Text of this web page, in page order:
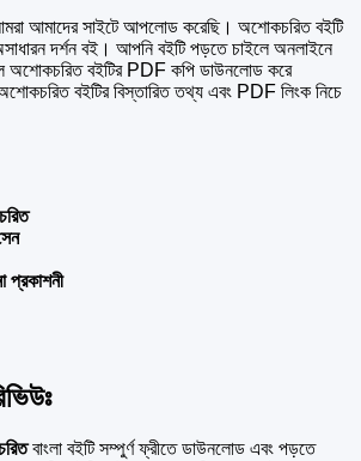
আমাদের সাইটে আপলোড করেছি। অশোকচরিত বইটি
দর্শন বই। আপনি বইটি পড়তে চাইলে অনলাইনে
অশোকচরিত বইটির PDF কপি ডাউনলোড করে
বইটির বিস্তারিত তথ্য এবং PDF লিংক নিচে
প্রকাশনী
বাংলা বইটি সম্পুর্ণ ফ্রীতে ডাউনলোড এবং পড়তে